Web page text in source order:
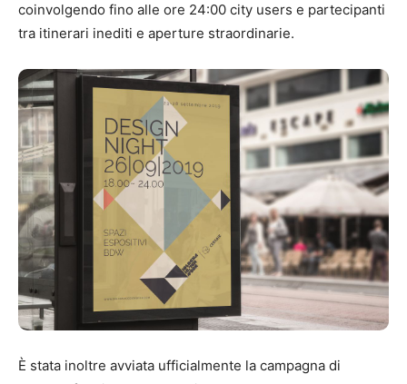
coinvolgendo fino alle ore 24:00 city users e partecipanti
tra itinerari inediti e aperture straordinarie.
È stata inoltre avviata ufficialmente la campagna di